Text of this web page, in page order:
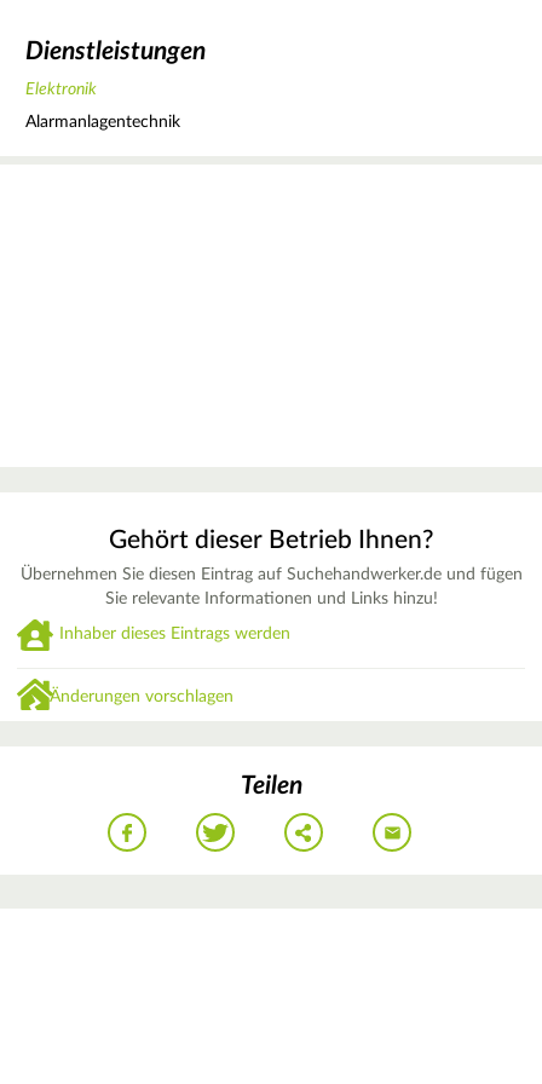
Dienstleistungen
Elektronik
Alarmanlagentechnik
Gehört dieser Betrieb Ihnen?
Übernehmen Sie diesen Eintrag auf Suchehandwerker.de und fügen
Sie relevante Informationen und Links hinzu!
Inhaber dieses Eintrags werden
Änderungen vorschlagen
Teilen